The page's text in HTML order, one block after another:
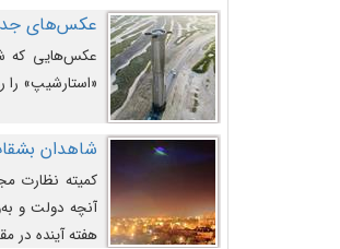
عکس‌های
عکس‌هایی که
«استارشیپ»
شاهدان
کمیته نظارت
آنچه دولت و
هفته آینده در